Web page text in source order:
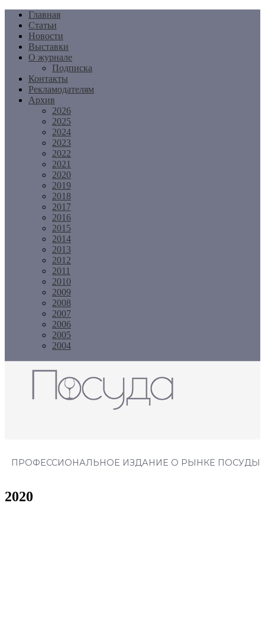
Перейти
содержимому
Главная
Статьи
Новости
Выставки
О журнале
Подписка
Контакты
Рекламодателям
Архив
2026
2025
2024
2023
2022
2021
2020
2019
2018
2017
2016
2015
2014
2013
2012
2011
2010
2009
2008
2007
2006
2005
2004
ПРОФЕССИОНАЛЬНОЕ ИЗДАНИЕ О РЫНКЕ ПОСУДЫ
2020